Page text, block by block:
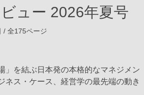
ュー 2026年夏号
/ 全175ページ
」を結ぶ日本発の本格的なマネジメン
ネス・ケース、経営学の最先端の動き